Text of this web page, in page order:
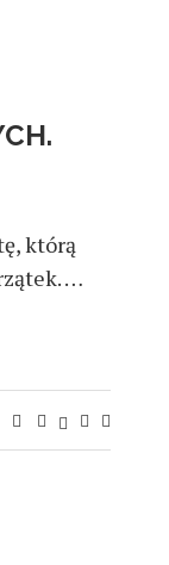
którą
…